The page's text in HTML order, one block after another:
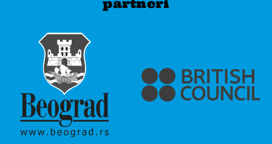
partneri